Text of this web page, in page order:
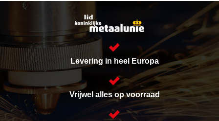
Levering in heel Europa
Vrijwel alles op voorraad